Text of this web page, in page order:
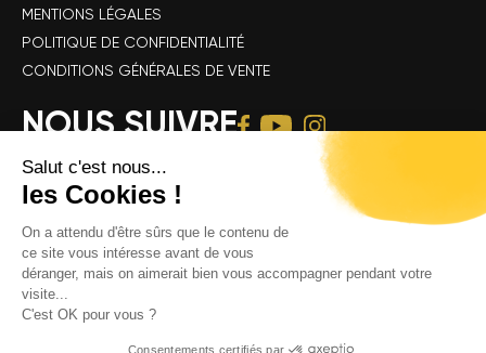
MENTIONS LÉGALES
POLITIQUE DE CONFIDENTIALITÉ
CONDITIONS GÉNÉRALES DE VENTE
NOUS SUIVRE
Tous droits réservés Alsace Velo Passion © -Achat & location de vélos
électriques : VTT, VTC, vélo de route, vélo gravel, speedbike, vélo
cargo électrique
Salut c'est nous...
les Cookies !
On a attendu d'être sûrs que le contenu de
ce site vous intéresse avant de vous
déranger, mais on aimerait bien vous accompagner pendant votre
visite...
C'est OK pour vous ?
Consentements certifiés par